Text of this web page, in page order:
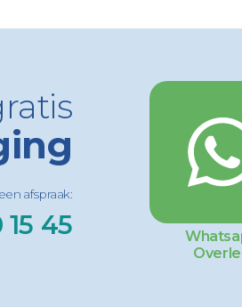
afspraak:
45